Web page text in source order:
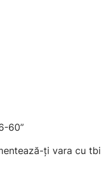
60”
ți vara cu tbi